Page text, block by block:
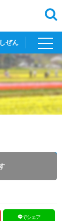
しぜん
toggle
でシェア